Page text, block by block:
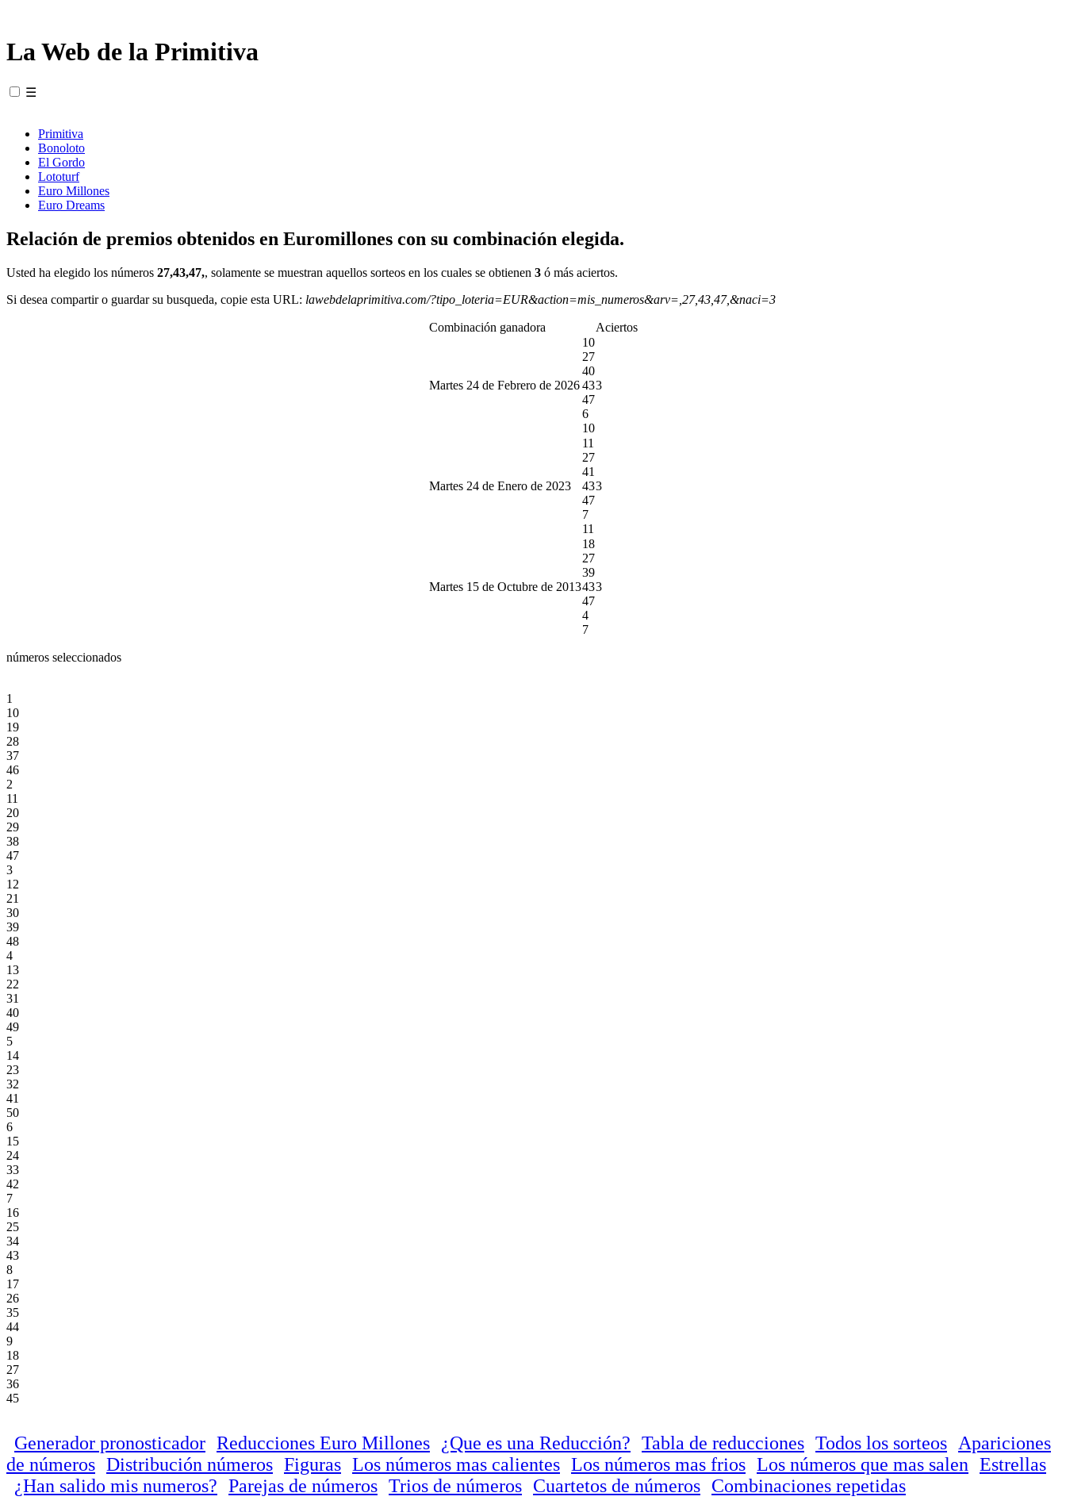
La Web de la Primitiva
☰
Primitiva
Bonoloto
El Gordo
Lototurf
Euro Millones
Euro Dreams
Relación de premios obtenidos en Euromillones con su combinación elegida.
Usted ha elegido los números 27,43,47,, solamente se muestran aquellos sorteos en los cuales se obtienen 3 ó más aciertos.
Si desea compartir o guardar su busqueda, copie esta URL: lawebdelaprimitiva.com/?tipo_loteria=EUR&action=mis_numeros&arv=,27,43,47,&naci=3
Combinación ganadora Aciertos
Martes 24 de Febrero de 2026
10
27
40
43
47
6
10
3
Martes 24 de Enero de 2023
11
27
41
43
47
7
11
3
Martes 15 de Octubre de 2013
18
27
39
43
47
4
7
3
números seleccionados
1
10
19
28
37
46
2
11
20
29
38
47
3
12
21
30
39
48
4
13
22
31
40
49
5
14
23
32
41
50
6
15
24
33
42
7
16
25
34
43
8
17
26
35
44
9
18
27
36
45
Generador pronosticador Reducciones Euro Millones ¿Que es una Reducción? Tabla de reducciones Todos los sorteos
Apariciones
de números Distribución números Figuras Los números mas calientes Los números mas frios Los números que mas salen Estrellas
¿Han salido mis numeros? Parejas de números Trios de números Cuartetos de números Combinaciones repetidas